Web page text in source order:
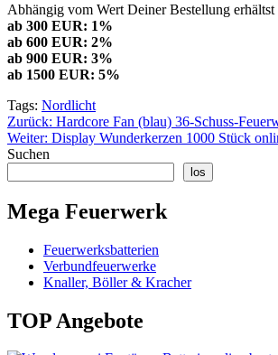
Abhängig vom Wert Deiner Bestellung
ab 300 EUR: 1%
ab 600 EUR: 2%
ab 900 EUR: 3%
ab 1500 EUR: 5%
Tags: Nordlicht
Beitragsnavigation
Zurück: Hardcore Fan (blau) 36-Schuss-
Weiter: Display Wunderkerzen 1000 Stück
Suchen
los
Mega Feuerwerk
Feuerwerksbatterien
Verbundfeuerwerke
Knaller, Böller & Kracher
TOP Angebote